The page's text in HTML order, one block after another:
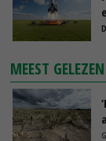
MEEST GELEZEN